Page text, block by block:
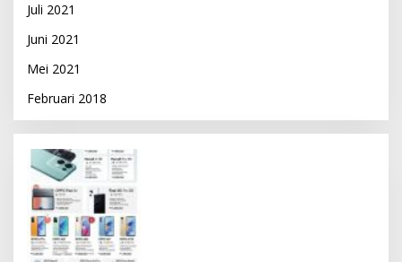
Juli 2021
Juni 2021
Mei 2021
Februari 2018